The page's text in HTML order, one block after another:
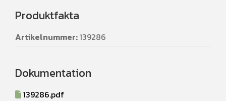
Produktfakta
Artikelnummer:139286
Dokumentation
139286.pdf